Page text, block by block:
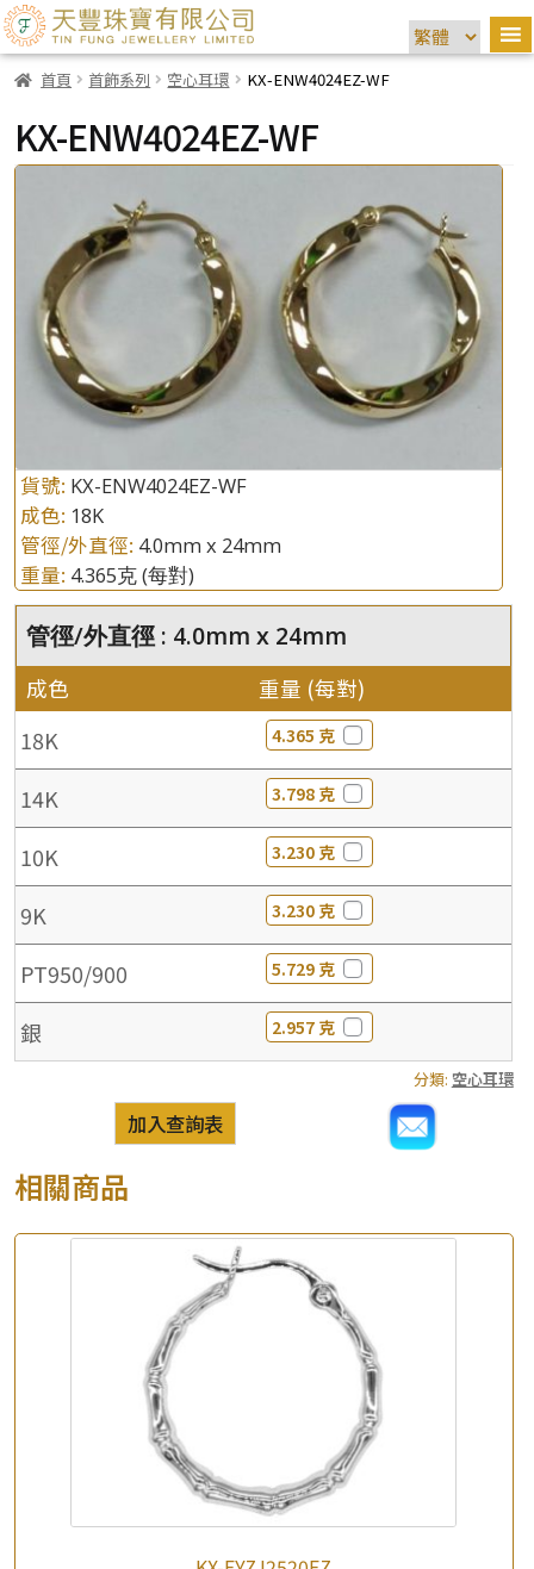
首頁 首飾系列 空心耳環 KX-ENW4024EZ-WF
KX-ENW4024EZ-WF
貨號: KX-ENW4024EZ-WF
成色: 18K
管徑/外直徑: 4.0mm x 24mm
重量: 4.365克(每對)
管徑/外直徑 : 4.0mm x 24mm
成色 重量 (每對)
18K 4.365 克
14K 3.798 克
10K 3.230 克
9K 3.230 克
PT950/900 5.729 克
銀 2.957 克
分類: 空心耳環
加入查詢表
相關商品